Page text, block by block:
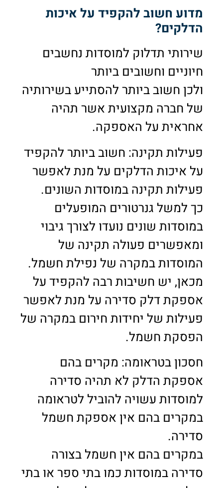
מדוע חשוב להקפיד על איכות
הדלקים?
שירותי תדלוק למוסדות נחשבים
חיוניים וחשובים ביותר
ולכן חשוב ביותר להסתייע בשירותיה
של חברה מקצועית אשר תהיה
אחראית על האספקה.
פעילות תקינה: חשוב ביותר להקפיד
על איכות הדלקים על מנת לאפשר
פעילות תקינה במוסדות השונים.
כך למשל גנרטורים המופעלים
במוסדות שונים נועדו לצורך גיבוי
ומאפשרים פעולה תקינה של
המוסדות במקרה של נפילת חשמל.
מכאן, יש חשיבות רבה להקפיד על
אספקת דלק סדירה על מנת לאפשר
פעילות של יחידות חירום במקרה של
הפסקת חשמל.
חסכון בטראומה: מקרים בהם
אספקת הדלק לא תהיה סדירה
למוסדות עשויה להוביל לטראומה
במקרים בהם אין אספקת חשמל
סדירה.
במקרים בהם אין חשמל בצורה
סדירה במוסדות כמו בתי ספר או בתי